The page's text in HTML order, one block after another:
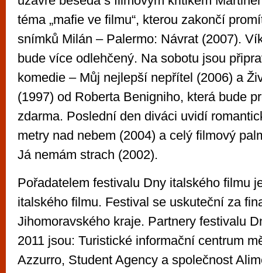
téma „mafie ve filmu“, kterou zakončí
snímků Milán – Palermo: Návrat (2007).
bude více odlehčený. Na sobotu jsou
komedie – Můj nejlepší nepřítel (2006) a
(1997) od Roberta Benigniho, která bude
zdarma. Poslední den diváci uvidí
metry nad nebem (2004) a celý filmový
Já nemám strach (2002).
Pořadatelem festivalu Dny italského filmu
italského filmu. Festival se uskuteční za
Jihomoravského kraje. Partnery festivalu
2011 jsou: Turistické informační centrum
Azzurro, Student Agency a společnost